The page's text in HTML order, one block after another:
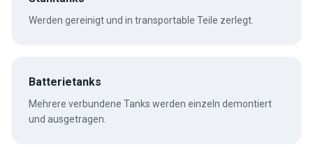
Werden gereinigt und in transportable Teile zerlegt.
Batterietanks
Mehrere verbundene Tanks werden einzeln demontiert
und ausgetragen.